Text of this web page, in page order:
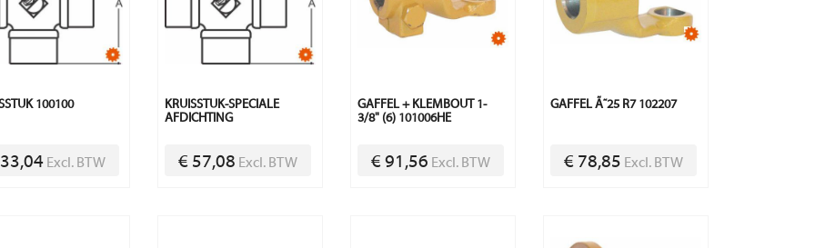
100100
Excl. BTW
KRUISSTUK-SPECIALE
AFDICHTING
€ 57,08 Excl. BTW
GAFFEL + KLEMBOUT 1-
3/8" (6) 101006HE
€ 91,56 Excl. BTW
GAFFEL Ã˜25 R7 102207
€ 78,85 Excl. BTW